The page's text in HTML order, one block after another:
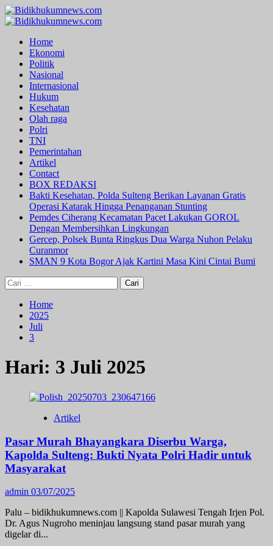
Skip
to
Primary
Home
Ekonomi
Politik
Nasional
Internasional
Hukum
Kesehatan
Olah raga
Polri
TNI
Pemerintahan
Artikel
Contact
BOX REDAKSI
Bakti Kesehatan, Polda Sulteng Berikan Layanan Gratis
Operasi Katarak Hingga Penanganan Stunting
Pemdes Ciherang Kecamatan Pacet Lakukan GOROL
Dengan Membersihkan Lingkungan
Gercep, Polsek Bunta Ringkus Dua Warga Nuhon Pelaku
Curanmor
SMAN 9 Kota Bogor Ajak Kartini Masa Kini Cintai Bumi
Cari
untuk:
Home
2025
Juli
3
Hari: 3 Juli 2025
Artikel
Pasar Murah Bhayangkara Diserbu Warga,
Kapolda Sulteng: Bukti Nyata Polri Hadir untuk
Masyarakat
admin 03/07/2025
Palu – bidikhukumnews.com || Kapolda Sulawesi Tengah Irjen Pol.
Dr. Agus Nugroho meninjau langsung stand pasar murah yang
digelar di...